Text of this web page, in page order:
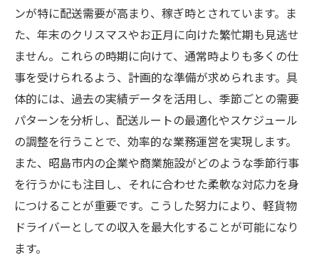
ンが特に配送需要が高まり、稼ぎ時とされています。ま
た、年末のクリスマスやお正月に向けた繁忙期も見逃せ
ません。これらの時期に向けて、通常時よりも多くの仕
事を受けられるよう、計画的な準備が求められます。具
体的には、過去の実績データを活用し、季節ごとの需要
パターンを分析し、配送ルートの最適化やスケジュール
の調整を行うことで、効率的な業務運営を実現します。
また、昭島市内の企業や商業施設がどのような季節行事
を行うかにも注目し、それに合わせた柔軟な対応力を身
につけることが重要です。こうした努力により、軽貨物
ドライバーとしての収入を最大化することが可能になり
ます。